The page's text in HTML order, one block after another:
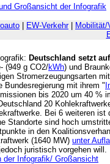
Großansicht der Infografik
EW-Verkehr| Mobilität/
Deutschland setzt
(949 g CO2/kWh) und
Stromerzeugungsarten
Bundesregierung mit ihrem "
bis 2020 um 40 %
20
Bei 6 weiteren
Standorte sind hoch
in den
(1640 MW) unter
juristisch vorgehen will.
der Infografik/ Großansicht